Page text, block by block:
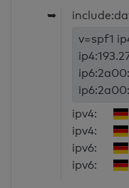
➥
v=spf1
ipv4:
ipv4:
ipv6:
ipv6: